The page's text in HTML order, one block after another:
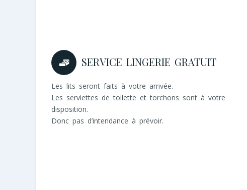
SERVICE LINGERIE GRATUIT
Les lits seront faits à votre arrivée.
Les serviettes de toilette et torchons sont à votre
disposition.
Donc pas d’intendance à prévoir.